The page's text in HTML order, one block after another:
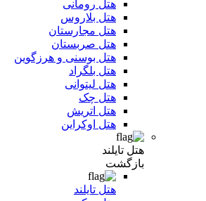
هتل رومانی
هتل بلاروس
هتل مجارستان
هتل صربستان
هتل بوسنی و هرزگوین
هتل بلگراد
هتل لیتوانی
هتل چک
هتل اتریش
هتل اوکراین
هتل تایلند
بازگشت
هتل تایلند